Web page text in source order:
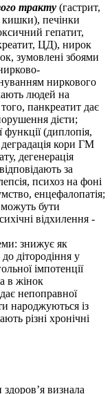
тракту (гастрит,
кишки), печінки
гепатит,
ЦД), нирок
зумовлені збоями
ниркового
людей на
панкреатит дає
дієти;
(диплопія,
деградація кори ГМ
дегенерація
за
психоз на фоні
енцефалопатія;
бути
відхилення -
знижує як
до дітородіння у
імпотенції
в жінок
непоправної
народжуються із
різні хронічні
здоров’я визнала